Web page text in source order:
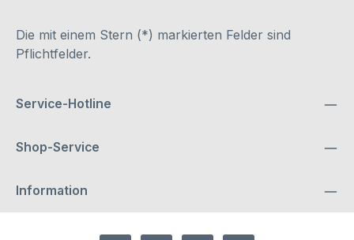
Die mit einem Stern (*) markierten Felder sind
Pflichtfelder.
Service-Hotline
Shop-Service
Information